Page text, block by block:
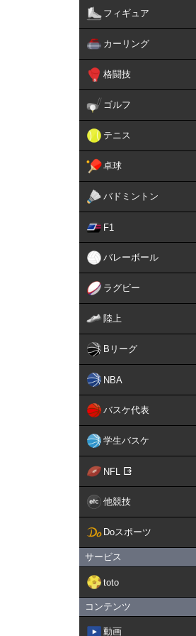
フィギュア
カーリング
格闘技
ゴルフ
テニス
卓球
バドミントン
F1
バレーボール
ラグビー
陸上
Bリーグ
NBA
バスケ代表
学生バスケ
NFL
他競技
Doスポーツ
サービス
toto
コンテンツ
動画